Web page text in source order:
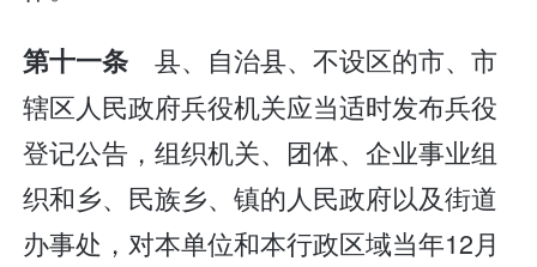
第十一条 县、自治县、不设区的市、市
辖区人民政府兵役机关应当适时发布兵役
登记公告，组织机关、团体、企业事业组
织和乡、民族乡、镇的人民政府以及街道
办事处，对本单位和本行政区域当年12月